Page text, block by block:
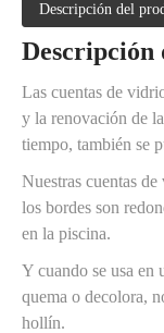
Descripción del
Descripción
Las cuentas de
y la renovación de
tiempo, también se
Nuestras cuentas
los bordes son
en la piscina.
Y cuando se usa en
quema o decolora,
hollín.